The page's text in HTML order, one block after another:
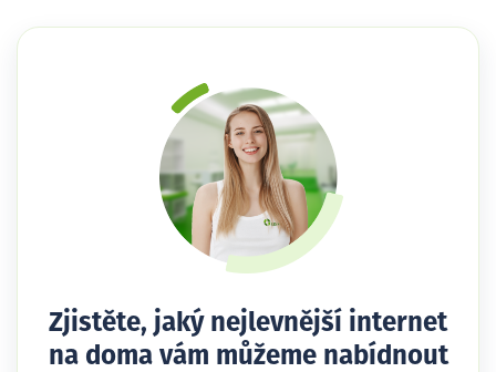
Zjistěte, jaký nejlevnější internet
na doma vám můžeme nabídnout